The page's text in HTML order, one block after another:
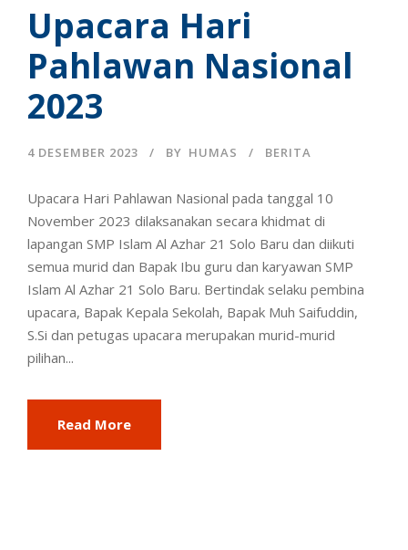
Upacara Hari
Pahlawan Nasional
2023
4 DESEMBER 2023 BY HUMAS BERITA
Upacara Hari Pahlawan Nasional pada tanggal 10
November 2023 dilaksanakan secara khidmat di
lapangan SMP Islam Al Azhar 21 Solo Baru dan diikuti
semua murid dan Bapak Ibu guru dan karyawan SMP
Islam Al Azhar 21 Solo Baru. Bertindak selaku pembina
upacara, Bapak Kepala Sekolah, Bapak Muh Saifuddin,
S.Si dan petugas upacara merupakan murid-murid
pilihan...
Read More